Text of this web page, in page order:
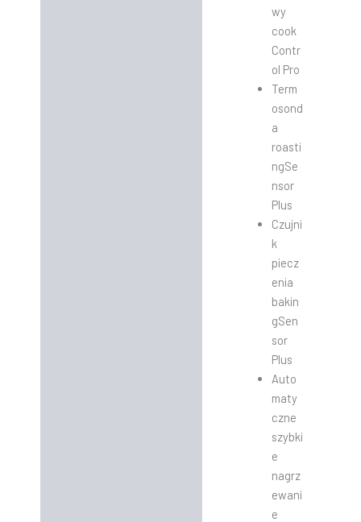
wy
cook
Contr
ol Pro
Term
osond
a
roasti
ngSe
nsor
Plus
Czujni
k
piecz
enia
bakin
gSen
sor
Plus
Auto
maty
czne
szybki
e
nagrz
ewani
e